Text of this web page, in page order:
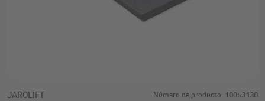
JAROLIFT Número de producto: 10053130